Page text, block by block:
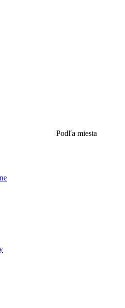
Podľa miesta